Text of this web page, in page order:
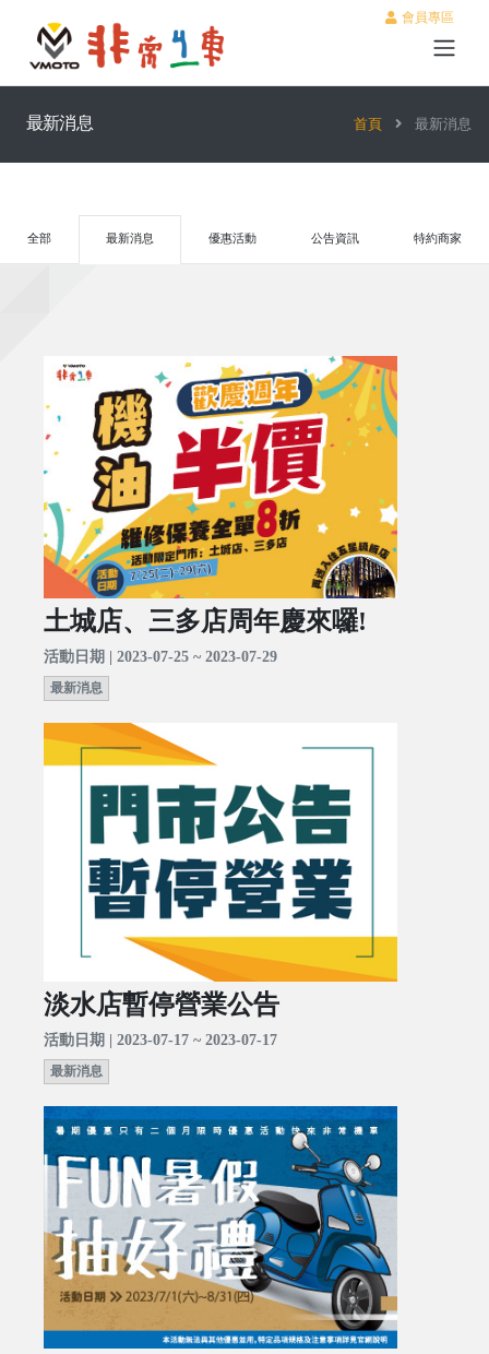
會員專區
最新消息 首頁 最新消息
全部 最新消息 優惠活動 公告資訊 特約商家
土城店、三多店周年慶來囉!
活動日期 | 2023-07-25 ~ 2023-07-29
最新消息
淡水店暫停營業公告
活動日期 | 2023-07-17 ~ 2023-07-17
最新消息